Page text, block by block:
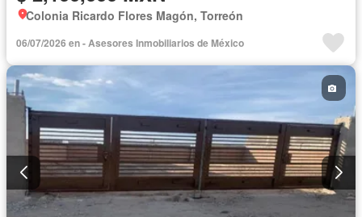
Colonia Ricardo Flores Magón, Torreón
06/07/2026 en - Asesores Inmobiliarios de México